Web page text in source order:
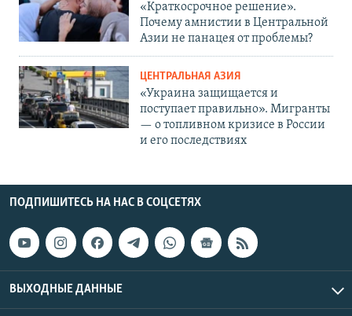
«Краткосрочное решение».
Почему амнистии в Центральной
Азии не панацея от проблемы?
ЦЕНТРАЛЬНАЯ АЗИЯ
«Украина защищается и
поступает правильно». Мигранты
— о топливном кризисе в России
и его последствиях
ПОДПИШИТЕСЬ НА НАС В СОЦСЕТЯХ
ВЫХОДНЫЕ ДАННЫЕ